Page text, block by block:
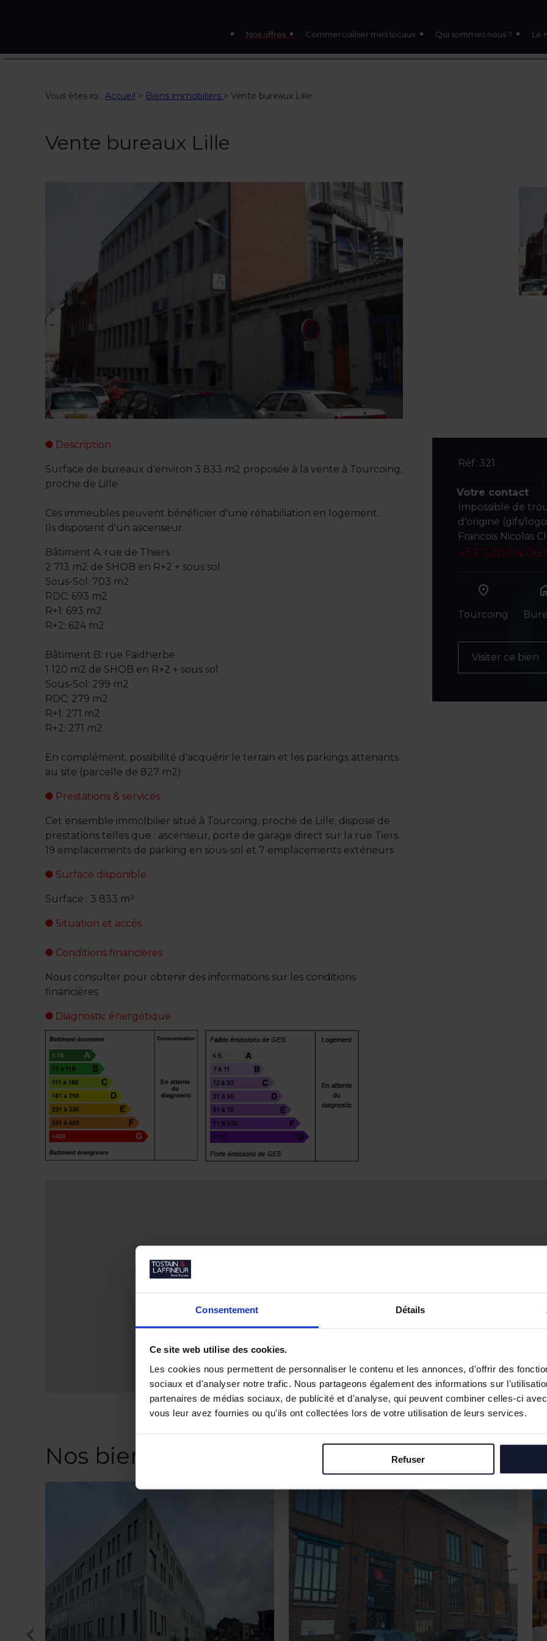
Consentement Détails
Ce site web utilise des cookies.
Les cookies nous permettent de personnaliser le contenu et les annonces, d'offrir des
sociaux et d'analyser notre trafic. Nous partageons également des informations sur
partenaires de médias sociaux, de publicité et d'analyse, qui peuvent combiner celles-ci
vous leur avez fournies ou qu'ils ont collectées lors de votre utilisation de leurs services.
Refuser
Nos offres Commercialiser mes locaux Qui sommes nous ? Le
Vous êtes ici :Accueil > Biens immobiliers >Vente bureaux Lille
Vente bureaux Lille
Description
Surface de bureaux d'environ 3 833 m2 proposée à la vente à Tourcoing,
proche de Lille.
Ces immeubles peuvent bénéficier d'une réhabiliation en logement.
Ils disposent d'un ascenseur.
Bâtiment A: rue de Thiers :
2 713 m2 de SHOB en R+2 + sous sol
Sous-Sol: 703 m2
RDC: 693 m2
R+1: 693 m2
R+2: 624 m2
Bâtiment B: rue Faidherbe :
1 120 m2 de SHOB en R+2 + sous sol
Sous-Sol: 299 m2
RDC: 279 m2
R+1: 271 m2
R+2: 271 m2
En complément, possibilité d'acquérir le terrain et les parkings attenants
au site (parcelle de 827 m2).
Prestations & services
Cet ensemble immolbilier situé à Tourcoing, proche de Lille, dispose de
prestations telles que : ascenseur, porte de garage direct sur la rue Tiers.
19 emplacements de parking en sous-sol et 7 emplacements extérieurs
Surface disponible
Surface : 3 833 m²
Situation et accès
Conditions financières
Nous consulter pour obtenir des informations sur les conditions
financières
Diagnostic énergétique
Réf: 321
Votre contact
Impossible de
d'origine (gifs/
Francois Nicolas
+33
Tourcoing
Visiter ce bien
Nos biens similaires